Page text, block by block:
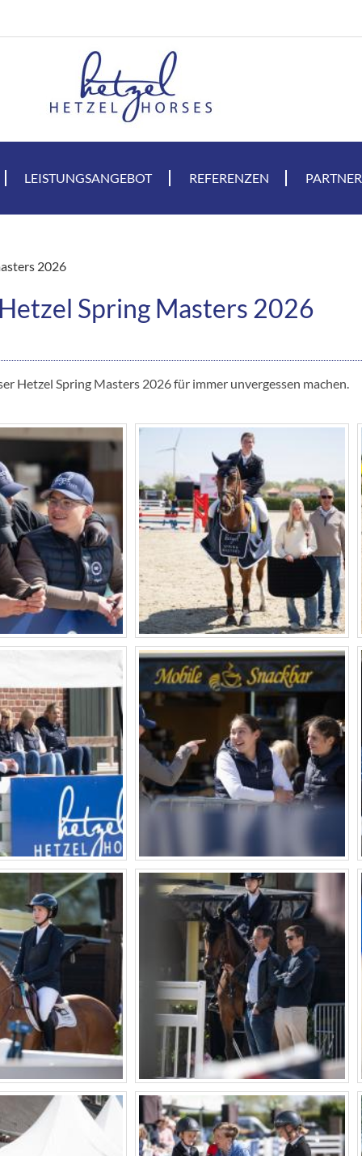
LEISTUNGSANGEBOT REFERENZEN PARTNER
2026
Spring Masters 2026
Hetzel Spring Masters 2026 für immer unvergessen machen.